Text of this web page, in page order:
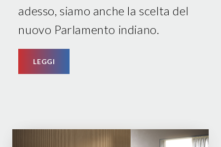
adesso, siamo anche la scelta del
nuovo Parlamento indiano.
LEGGI